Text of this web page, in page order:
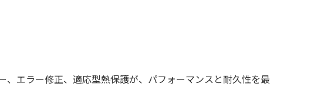
エラー修正、適応型熱保護が、パフォーマンスと耐久性を最